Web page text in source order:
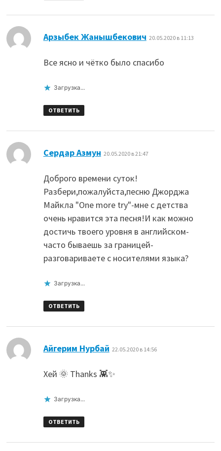
Арзыбек Жанышбекович 20.05.2020 в 11:13
Все ясно и чётко было спасибо
Загрузка...
ОТВЕТИТЬ
Сердар Азмун 20.05.2020 в 21:47
Доброго времени суток!
Разбери,пожалуйста,песню Джорджа
Майкла "One more try"-мне с детства
очень нравится эта песня!И как можно
достичь твоего уровня в английском-
часто бываешь за границей-
разговариваете с носителями языка?
Загрузка...
ОТВЕТИТЬ
Айгерим Нурбай 22.05.2020 в 14:56
Хей 🌞 Thanks 👾✨
Загрузка...
ОТВЕТИТЬ